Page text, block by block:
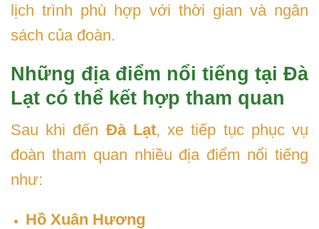
lịch trình phù hợp với thời gian và ngân
sách của đoàn.
Những địa điểm nổi tiếng tại Đà
Lạt có thể kết hợp tham quan
Sau khi đến Đà Lạt, xe tiếp tục phục vụ
đoàn tham quan nhiều địa điểm nổi tiếng
như:
Hồ Xuân Hương